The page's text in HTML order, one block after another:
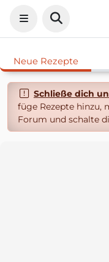
Neue Rezepte
Schließe dich
füge Rezepte hinzu,
Forum und schalte